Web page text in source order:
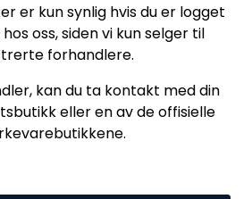
er kun synlig hvis du er logget
oss, siden vi kun selger til
forhandlere.
kan du ta kontakt med din
eller en av de offisielle